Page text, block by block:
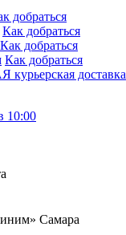
добраться
Как добраться
Как добраться
Как добраться
доставка
10:00